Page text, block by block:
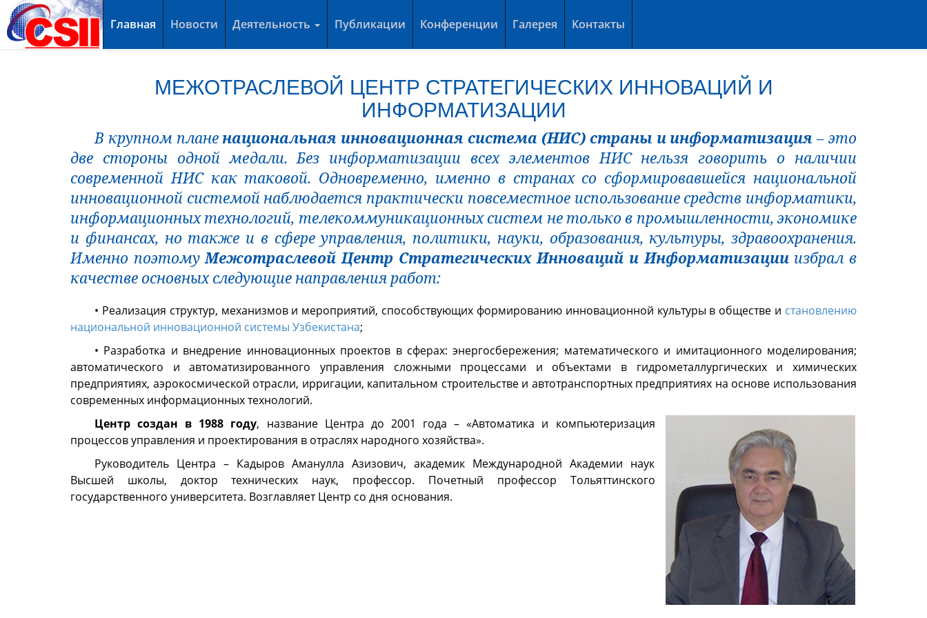
Главная Новости Деятельность Публикации Конференции Галерея Контакты
МЕЖОТРАСЛЕВОЙ ЦЕНТР СТРАТЕГИЧЕСКИХ ИННОВАЦИЙ И
ИНФОРМАТИЗАЦИИ
В крупном планенациональная инновационная система (НИС) страны и информатизация – это
две стороны одной медали. Без информатизации всех элементов НИС нельзя говорить о наличии
современной НИС как таковой. Одновременно, именно в странах со сформировавшейся национальной
инновационной системой наблюдается практически повсеместное использование средств информатики,
информационных технологий, телекоммуникационных систем не только в промышленности, экономике
и финансах, но также и в сфере управления, политики, науки, образования, культуры, здравоохранения.
Именно поэтомуМежотраслевой Центр Стратегических Инноваций и Информатизацииизбрал в
качестве основных следующие направления работ:
• Реализация структур, механизмов и мероприятий, способствующих формированию инновационной культуры в обществе и становлению
национальной инновационной системы Узбекистана;
• Разработка и внедрение инновационных проектов в сферах: энергосбережения; математического и имитационного моделирования;
автоматического и автоматизированного управления сложными процессами и объектами в гидрометаллургических и химических
предприятиях, аэрокосмической отрасли, ирригации, капитальном строительстве и автотранспортных предприятиях на основе использования
современных информационных технологий.
Центр создан в 1988 году, название Центра до 2001 года – «Автоматика и компьютеризация
процессов управления и проектирования в отраслях народного хозяйства».
Руководитель Центра – Кадыров Аманулла Азизович, академик Международной Академии наук
Высшей школы, доктор технических наук, профессор. Почетный профессор Тольяттинского
государственного университета. Возглавляет Центр со дня основания.